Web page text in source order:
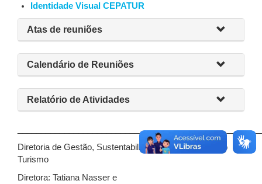
Identidade Visual CEPATUR
Atas de reuniões
Calendário de Reuniões
Relatório de Atividades
Diretoria de Gestão, Sustentabilidade e Qualificação do
Turismo
Diretora: Tatiana Nasser e